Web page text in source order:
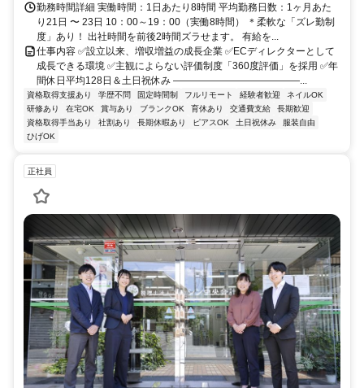
勤務時間詳細 実働時間：1日あたり8時間 平均勤務日数：1ヶ月あた
り21日 〜 23日 10：00～19：00（実働8時間） ＊柔軟な「ズレ勤制
度」あり！ 出社時間を前後2時間ズラせます。 有給を...
仕事内容 ✅設立以来、増収増益の成長企業 ✅ECディレクターとして
成長できる環境 ✅主観によらない評価制度「360度評価」を採用 ✅年
間休日平均128日＆土日祝休み ―――――――――――――...
資格取得支援あり 学歴不問 固定時間制 フルリモート 経験者歓迎
ネイルOK
研修あり
在宅OK 賞与あり ブランクOK 育休あり 交通費支給
長期歓迎
資格取得手当あり
社割あり 長期休暇あり ピアスOK 土日祝休み
服装自由
ひげOK
正社員